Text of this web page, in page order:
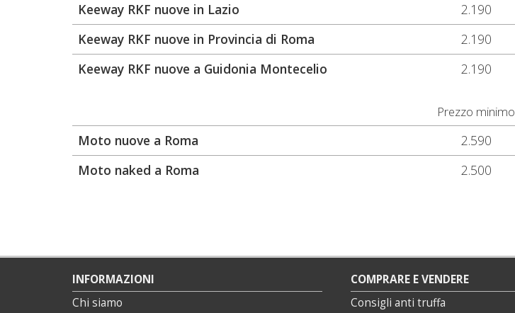
Keeway RKF nuove in Lazio 2.190
Keeway RKF nuove in Provincia di Roma
2.190
Keeway RKF nuove a Guidonia Montecelio
2.190
Prezzo minimo
Moto nuove a Roma 2.590
Moto naked a Roma
2.500
INFORMAZIONI
Chi siamo
COMPRARE E VENDERE
Consigli anti truffa